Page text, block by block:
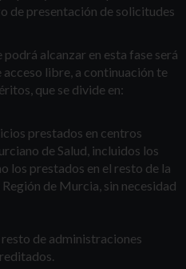
de presentación de solicitudes
alcanzar en esta fase será
libre, a continuación te
que se divide en:
prestados en centros
de Salud, incluidos los
los prestados en el resto de la
de Murcia, sin necesidad
de administraciones